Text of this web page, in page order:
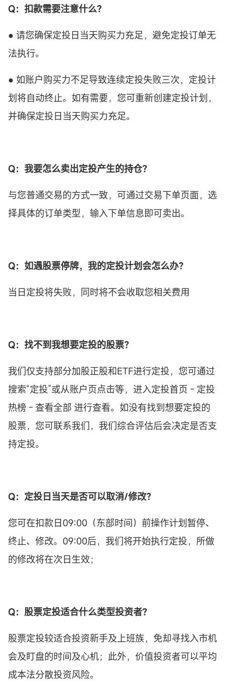
Q：扣款需要注意什么？
● 请您确保定投日当天购买力充足，避免定投订单无
法执行。
● 如账户购买力不足导致连续定投失败三次，定投计
划将自动终止。如有需要，您可重新创建定投计划，
并确保定投日当天购买力充足。
Q：我要怎么卖出定投产生的持仓？
与您普通交易的方式一致，可通过交易下单页面，选
择具体的订单类型，输入下单信息即可卖出。
Q：如遇股票停牌，我的定投计划会怎么办？
当日定投将失败，同时将不会收取您相关费用
Q：找不到我想要定投的股票？
我们仅支持部分加股正股和ETF进行定投，您可通过
搜索“定投”或从账户页点击等，进入定投首页 - 定投
热榜 - 查看全部 进行查看。如没有找到想要定投的
股票，您可联系我们，我们综合评估后会决定是否支
持定投。
Q： 定投日当天是否可以取消/修改？
您可在扣款日09:00（东部时间）前操作计划暂停、
终止、修改。09:00后，我们将开始执行定投，所做
的修改将在次日生效；
Q：股票定投适合什么类型投资者？
股票定投较适合投资新手及上班族，免却寻找入市机
会及盯盘的时间及心机；此外，价值投资者可以平均
成本法分散投资风险。